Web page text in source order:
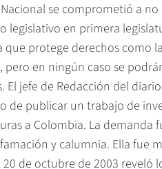
se comprometió a
legislativo en primera
que protege derechos como
en ningún caso se
El jefe de Redacción del
de publicar un trabajo de
a Colombia. La demanda
y calumnia. Ella fue
de octubre de 2003 reveló